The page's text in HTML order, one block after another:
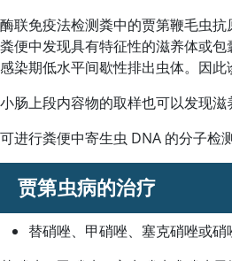
酶联免疫法检测粪中的贾第鞭毛虫
粪便中发现具有特征性的滋养体或
感染期低水平间歇性排出虫体。因此
小肠上段内容物的取样也可以发现滋
可进行粪便中寄生虫 DNA 的分子检测
贾第虫病的治疗
替硝唑、甲硝唑、塞克硝唑或硝